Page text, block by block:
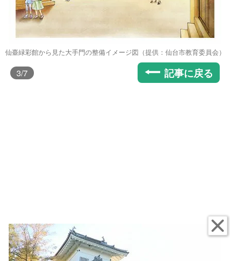
仙臺緑彩館から見た大手門の整備イメージ図（提供：仙台市教育委員会）
3/7 記事に戻る